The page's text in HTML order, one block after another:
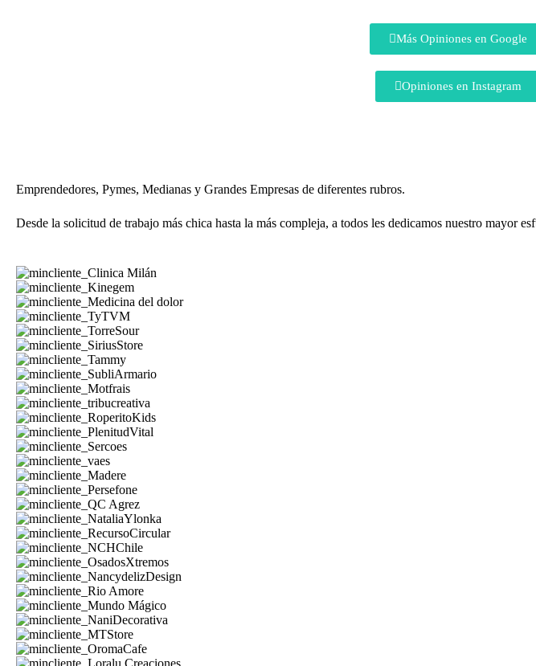
Más Opiniones en Google
Opiniones en Instagram
Emprendedores, Pymes, Medianas y Grandes Empresas de diferentes rubros.
Desde la solicitud de trabajo más chica hasta la más compleja, a todos les dedicamos nuestro mayor